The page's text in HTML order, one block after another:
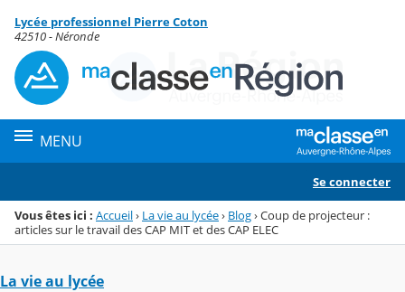
Menu de la rubrique
Contenu
Lycée professionnel Pierre Coton
42510 - Néronde
MENU
Se connecter
Vous êtes ici : Accueil› La vie au lycée› Blog›Coup de projecteur :
articles sur le travail des CAP MIT et des CAP ELEC
La vie au lycée